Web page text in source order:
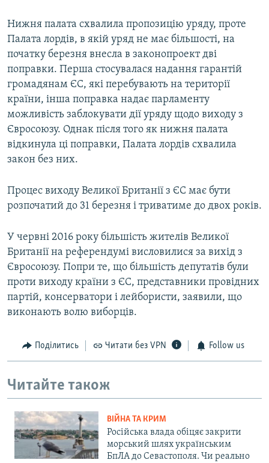
Нижня палата схвалила пропозицію уряду, проте
Палата лордів, в якій уряд не має більшості, на
початку березня внесла в законопроект дві
поправки. Перша стосувалася надання гарантій
громадянам ЄС, які перебувають на території
країни, інша поправка надає парламенту
можливість заблокувати дії уряду щодо виходу з
Євросоюзу. Однак після того як нижня палата
відкинула ці поправки, Палата лордів схвалила
закон без них.
Процес виходу Великої Британії з ЄС має бути
розпочатий до 31 березня і триватиме до двох років.
У червні 2016 року більшість жителів Великої
Британії на референдумі висловилися за вихід з
Євросоюзу. Попри те, що більшість депутатів були
проти виходу країни з ЄС, представники провідних
партій, консерватори і лейбористи, заявили, що
виконають волю виборців.
Поділитись Читати без VPN Follow us
Читайте також
ВІЙНА ТА КРИМ
Російська влада обіцяє закрити
морський шлях українським
БпЛА до Севастополя. Чи реально